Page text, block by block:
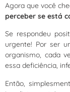
Agora que você
perceber se está
Se respondeu
urgente! Por ser
organismo, cada
essa deficiência,
Então,